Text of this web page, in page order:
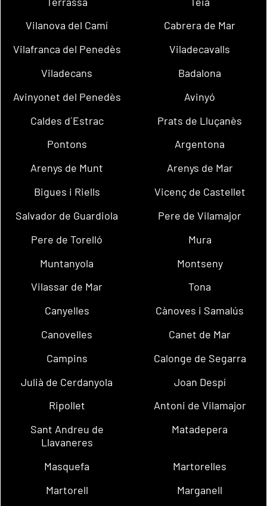
Vilanova del Camí
Cabrera de Mar
Vilafranca del Penedès
Viladecavalls
Viladecans
Badalona
Avinyonet del Penedès
Avinyó
Caldes d´Estrac
Prats de Lluçanès
Pontons
Argentona
Arenys de Munt
Arenys de Mar
Bigues i Riells
Vicenç de Castellet
Salvador de Guardiola
Pere de Vilamajor
Pere de Torelló
Mura
Muntanyola
Montseny
Vilassar de Mar
Tona
Canyelles
Cànoves i Samalús
Canovelles
Canet de Mar
Campins
Calonge de Segarra
Julià de Cerdanyola
Joan Despí
Ripollet
Antoni de Vilamajor
Sant Andreu de
Llavaneres
Matadepera
Masquefa
Martorelles
Martorell
Marganell